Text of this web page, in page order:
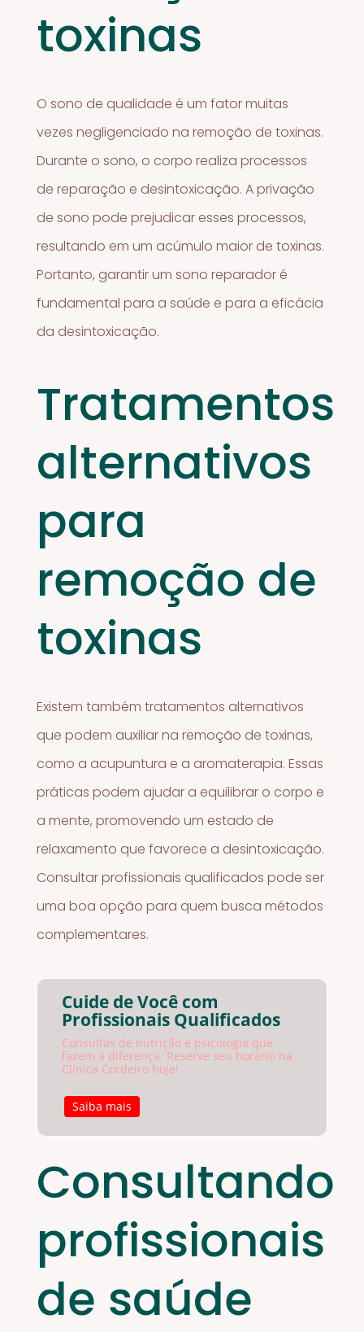
toxinas
O sono de qualidade é um fator muitas
vezes negligenciado na remoção de toxinas.
Durante o sono, o corpo realiza processos
de reparação e desintoxicação. A privação
de sono pode prejudicar esses processos,
resultando em um acúmulo maior de toxinas.
Portanto, garantir um sono reparador é
fundamental para a saúde e para a eficácia
da desintoxicação.
Tratamentos
alternativos
para
remoção de
toxinas
Existem também tratamentos alternativos
que podem auxiliar na remoção de toxinas,
como a acupuntura e a aromaterapia. Essas
práticas podem ajudar a equilibrar o corpo e
a mente, promovendo um estado de
relaxamento que favorece a desintoxicação.
Consultar profissionais qualificados pode ser
uma boa opção para quem busca métodos
complementares.
Cuide de Você com
Profissionais Qualificados
Consultas de nutrição e psicologia que
fazem a diferença. Reserve seu horário na
Clínica Cordeiro hoje!
Saiba mais
Consultando
profissionais
de saúde